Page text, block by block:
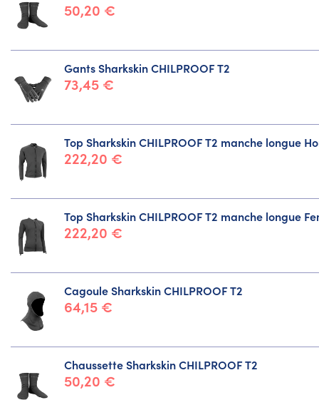
50,20 €
Gants Sharkskin CHILPROOF T2
73,45 €
Top Sharkskin CHILPROOF T2 manche longue
222,20 €
Top Sharkskin CHILPROOF T2 manche longue
222,20 €
Cagoule Sharkskin CHILPROOF T2
64,15 €
Chaussette Sharkskin CHILPROOF T2
50,20 €